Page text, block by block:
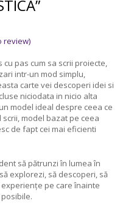
lei.
review)
pas cum sa scrii proiecte,
intr-un mod simplu,
carte vei descoperi idei si
niciodata in nicio alta
model ideal despre ceea ce
model bazat pe ceea
de fapt cei mai eficienti
să pătrunzi în lumea în
explorezi, să descoperi, să
pe care înainte